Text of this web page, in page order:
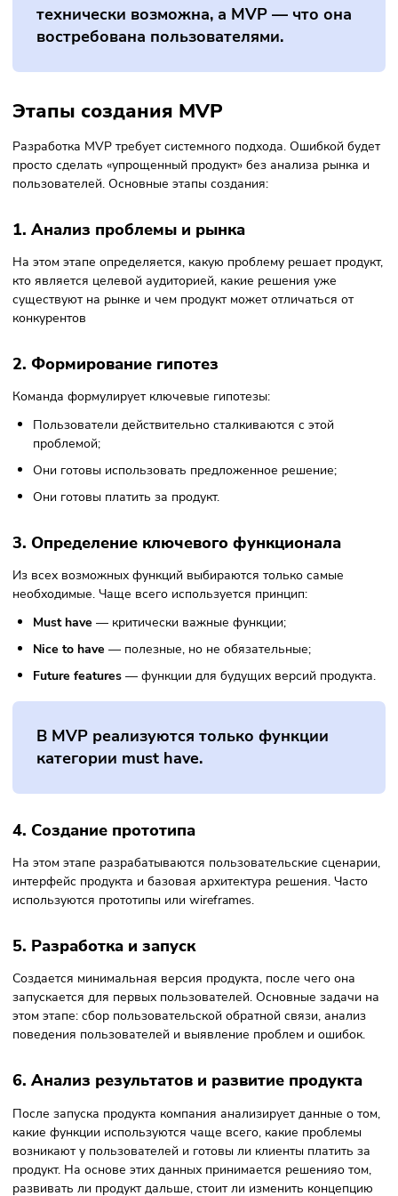
Цель
Аудитория
MVP — реальные пользователи;
Степень готовности продукта
MVP — рабочая версия продукта;
Этап разработки
PoC — ранний технический этап;
MVP — первый этап выхода на рынок.
PoC помогает доказать, что идея
технически возможна, а MVP — что она
востребована пользователями.
просто сделать «упрощенный продукт» без анализа
пользователей. Основные этапы создания:
1. Анализ проблемы и рынка
кто является целевой аудиторией, какие решения уже
существуют на рынке и чем продукт может отличаться от
конкурентов
Команда формулирует ключевые гипотезы:
Пользователи действительно сталкиваются с этой
проблемой;
Они готовы платить за продукт.
3. Определение ключевого функционала
Из всех возможных функций выбираются только самые
Must have— критически важные функции;
Nice to have— полезные, но не обязательные;
Future features— функции для будущих версий